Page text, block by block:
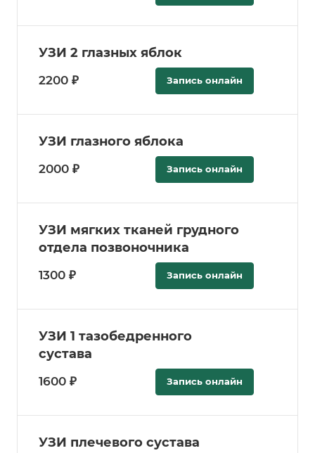
УЗИ 2 глазных яблок
2200 ₽ Запись онлайн
УЗИ глазного яблока
2000 ₽ Запись онлайн
УЗИ мягких тканей грудного
отдела позвоночника
1300 ₽ Запись онлайн
УЗИ 1 тазобедренного
сустава
1600 ₽ Запись онлайн
УЗИ плечевого сустава